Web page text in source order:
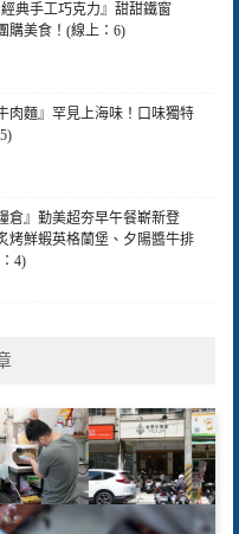
典手工巧克力』甜甜鐵窗
購美食！(線上：6)
肉麵』罕見上海味！口味獨特
倉』勤美超夯早午餐嶄新登
烤鮮蝦英格蘭堡、夕陽醬牛排
4)